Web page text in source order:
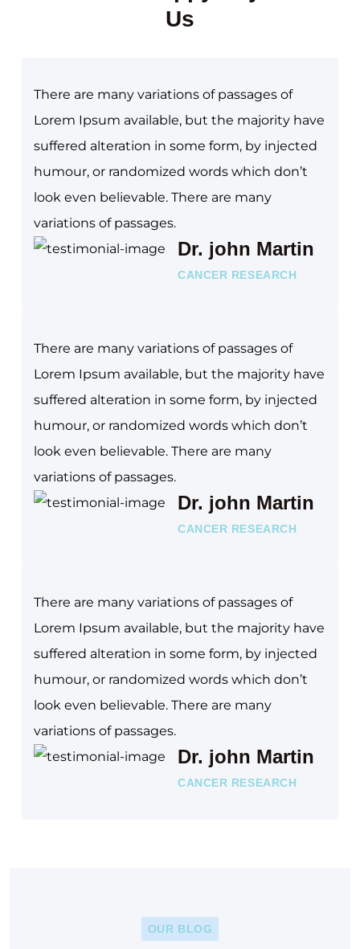
Us
There are many variations of passages of
Lorem Ipsum available, but the majority have
suffered alteration in some form, by injected
humour, or randomized words which don’t
look even believable. There are many
variations of passages.
Dr. john Martin
CANCER RESEARCH
There are many variations of passages of
Lorem Ipsum available, but the majority have
suffered alteration in some form, by injected
humour, or randomized words which don’t
look even believable. There are many
variations of passages.
Dr. john Martin
CANCER RESEARCH
There are many variations of passages of
Lorem Ipsum available, but the majority have
suffered alteration in some form, by injected
humour, or randomized words which don’t
look even believable. There are many
variations of passages.
Dr. john Martin
CANCER RESEARCH
OUR BLOG